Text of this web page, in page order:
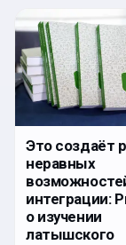
Это создаёт
неравных
интеграции:
о изучении
латышского